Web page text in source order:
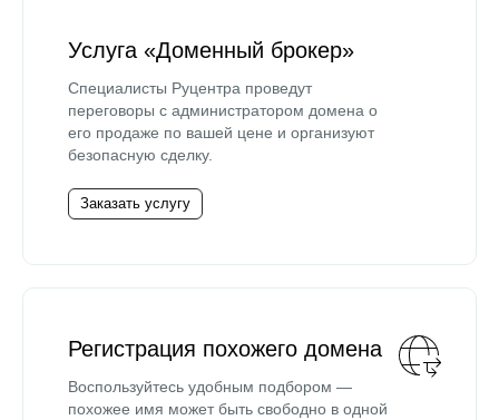
Услуга «Доменный брокер»
Специалисты Руцентра проведут
переговоры с администратором домена о
его продаже по вашей цене и организуют
безопасную сделку.
Заказать услугу
Регистрация похожего домена
Воспользуйтесь удобным подбором —
похожее имя может быть свободно в одной